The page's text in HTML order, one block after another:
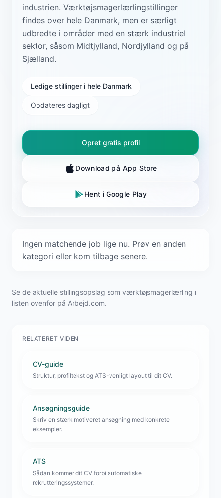
industrien. Værktøjsmagerlærlingstillinger
findes over hele Danmark, men er særligt
udbredte i områder med en stærk industriel
sektor, såsom Midtjylland, Nordjylland og på
Sjælland.
Ledige stillinger i hele Danmark
Opdateres dagligt
Opret gratis profil
Download på App Store
Hent i Google Play
Ingen matchende job lige nu. Prøv en anden
kategori eller kom tilbage senere.
Se de aktuelle stillingsopslag som værktøjsmagerlærling i
listen ovenfor på Arbejd.com.
RELATERET VIDEN
CV-guide
Struktur, profiltekst og ATS-venligt layout til dit CV.
Ansøgningsguide
Skriv en stærk motiveret ansøgning med konkrete
eksempler.
ATS
Sådan kommer dit CV forbi automatiske
rekrutteringssystemer.